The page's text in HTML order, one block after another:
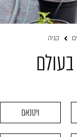
קניה
ויטנאם